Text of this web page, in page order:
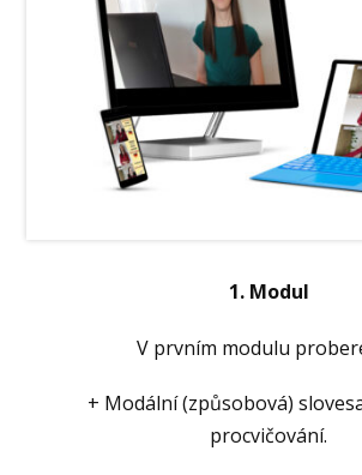
1. Modul
V prvním modulu
+ Modální (způsobová)
procvičování.